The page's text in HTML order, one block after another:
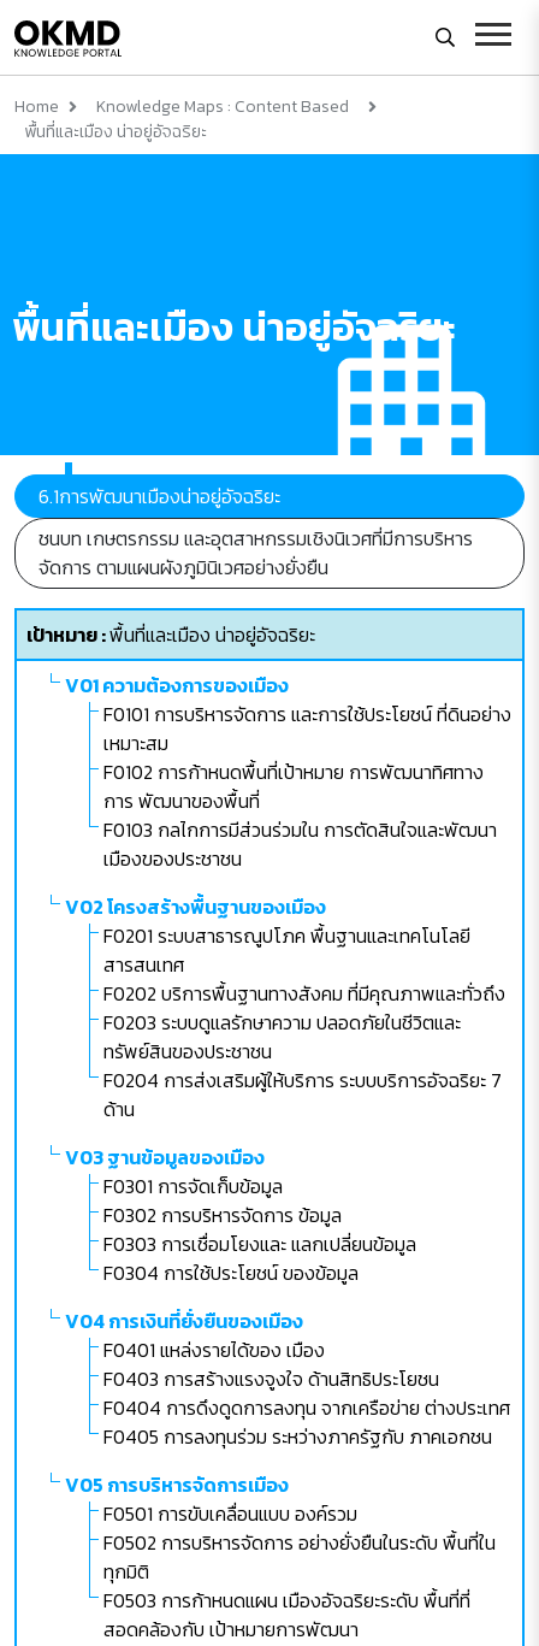
Home
Knowledge Maps : Content Based
พื้นที่และเมือง น่าอยู่อัจฉริยะ
พื้นที่และเมือง น่าอยู่อัจฉริยะ
6.1การพัฒนาเมืองน่าอยู่อัจฉริยะ
ชนบท เกษตรกรรม และอุตสาหกรรมเชิงนิเวศที่มีการบริหาร
จัดการ ตามแผนผังภูมินิเวศอย่างยั่งยืน
เป้าหมาย :พื้นที่และเมือง น่าอยู่อัจฉริยะ
V01 ความต้องการของเมือง
F0101 การบริหารจัดการ และการใช้ประโยชน์ ที่ดินอย่าง
เหมาะสม
F0102 การก้าหนดพื้นที่เป้าหมาย การพัฒนาทิศทาง
การ พัฒนาของพื้นที่
F0103 กลไกการมีส่วนร่วมใน การตัดสินใจและพัฒนา
เมืองของประชาชน
V02 โครงสร้างพื้นฐานของเมือง
F0201 ระบบสาธารณูปโภค พื้นฐานและเทคโนโลยี
สารสนเทศ
F0202 บริการพื้นฐานทางสังคม ที่มีคุณภาพและทั่วถึง
F0203 ระบบดูแลรักษาความ ปลอดภัยในชีวิตและ
ทรัพย์สินของประชาชน
F0204 การส่งเสริมผู้ให้บริการ ระบบบริการอัจฉริยะ 7
ด้าน
V03 ฐานข้อมูลของเมือง
F0301 การจัดเก็บข้อมูล
F0302 การบริหารจัดการ ข้อมูล
F0303 การเชื่อมโยงและ แลกเปลี่ยนข้อมูล
F0304 การใช้ประโยชน์ ของข้อมูล
V04 การเงินที่ยั่งยืนของเมือง
F0401 แหล่งรายได้ของ เมือง
F0403 การสร้างแรงจูงใจ ด้านสิทธิประโยชน
F0404 การดึงดูดการลงทุน จากเครือข่าย ต่างประเทศ
F0405 การลงทุนร่วม ระหว่างภาครัฐกับ ภาคเอกชน
V05 การบริหารจัดการเมือง
F0501 การขับเคลื่อนแบบ องค์รวม
F0502 การบริหารจัดการ อย่างยั่งยืนในระดับ พื้นที่ใน
ทุกมิติ
F0503 การก้าหนดแผน เมืองอัจฉริยะระดับ พื้นที่ที่
สอดคล้องกับ เป้าหมายการพัฒนา